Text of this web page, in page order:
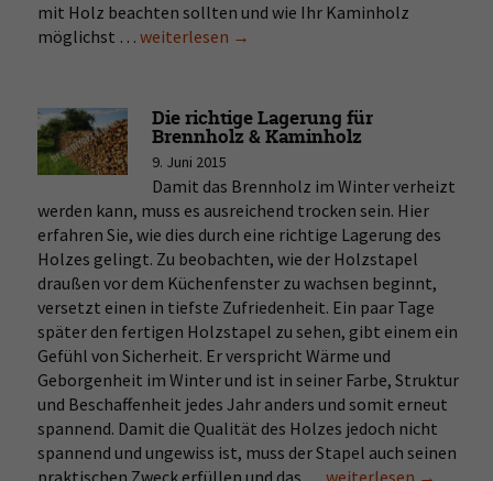
mit Holz beachten sollten und wie Ihr Kaminholz
möglichst …Die
von
Brennholz
Kaminholz
weiterlesen →
Die richtige Lagerung für
Brennholz & Kaminholz
9. Juni 2015
Damit das Brennholz im Winter verheizt
werden kann, muss es ausreichend trocken sein. Hier
erfahren Sie, wie dies durch eine richtige Lagerung des
Holzes gelingt. Zu beobachten, wie der Holzstapel
draußen vor dem Küchenfenster zu wachsen beginnt,
versetzt einen in tiefste Zufriedenheit. Ein paar Tage
später den fertigen Holzstapel zu sehen, gibt einem ein
Gefühl von Sicherheit. Er verspricht Wärme und
Geborgenheit im Winter und ist in seiner Farbe, Struktur
und Beschaffenheit jedes Jahr anders und somit erneut
spannend. Damit die Qualität des Holzes jedoch nicht
spannend und ungewiss ist, muss der Stapel auch seinen
praktischen Zweck erfüllen und das …Die
weiterlesen →